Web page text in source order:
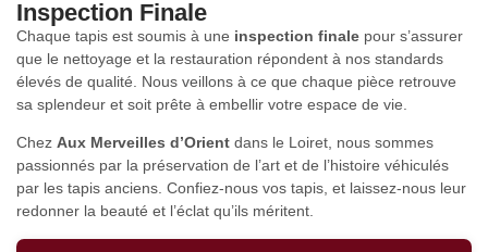
Inspection Finale
Chaque tapis est soumis à une inspection finale pour s’assurer
que le nettoyage et la restauration répondent à nos standards
élevés de qualité. Nous veillons à ce que chaque pièce retrouve
sa splendeur et soit prête à embellir votre espace de vie.
Chez Aux Merveilles d’Orient dans le Loiret, nous sommes
passionnés par la préservation de l’art et de l’histoire véhiculés
par les tapis anciens. Confiez-nous vos tapis, et laissez-nous leur
redonner la beauté et l’éclat qu’ils méritent.